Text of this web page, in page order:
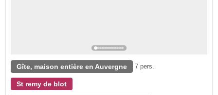
Gîte, maison entière en Auvergne 7 pers.
St remy de blot